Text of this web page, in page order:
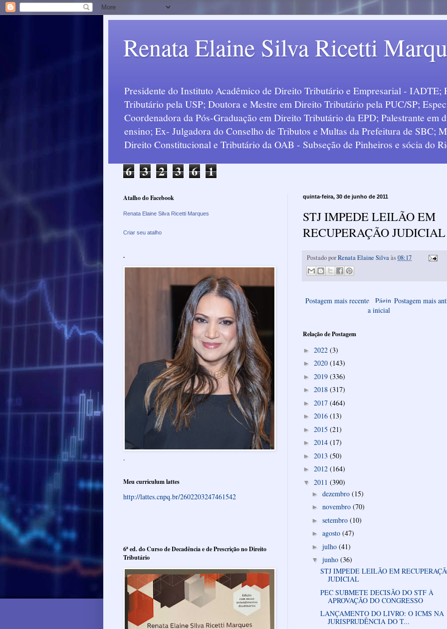
Renata Elaine Silva Ricetti
Presidente do Instituto Acadêmico de Direito Tributário e Empresarial - IADTE;
Tributário pela USP; Doutora e Mestre em Direito Tributário pela PUC/SP;
Coordenadora da Pós-Graduação em Direito Tributário da EPD; Palestrante em
ensino; Ex- Julgadora do Conselho de Tributos e Multas da Prefeitura de SBC;
Direito Constitucional e Tributário da OAB - Subseção de Pinheiros e sócia do
6 3 2 3 6 1
quinta-feira, 30 de junho de 2011
STJ IMPEDE LEILÃO EM
RECUPERAÇÃO JUDICIAL
Postado porRenata Elaine Silvaàs08:17
Postagem mais recente Postagem mais
Págin
a inicial
Relação de Postagem
► 2022 (3)
► 2020 (143)
► 2019 (336)
► 2018 (317)
► 2017 (464)
► 2016 (13)
► 2015 (21)
► 2014 (17)
► 2013 (50)
► 2012 (164)
▼ 2011 (390)
► dezembro (15)
► novembro (70)
► setembro (10)
► agosto (47)
► julho (41)
▼ junho (36)
STJ IMPEDE LEILÃO EM
JUDICIAL
PEC SUBMETE DECISÃO DO STF À
APROVAÇÃO DO CONGRESSO
LANÇAMENTO DO LIVRO: O ICMS NA
JURISPRUDÊNCIA DO T...
Atalho do Facebook
Renata Elaine Silva Ricetti Marques
Criar seu atalho
.
.
Meu curriculum lattes
http://lattes.cnpq.br/2602203247461542
6ª ed. do Curso de Decadência e de Prescrição no Direito
Tributário